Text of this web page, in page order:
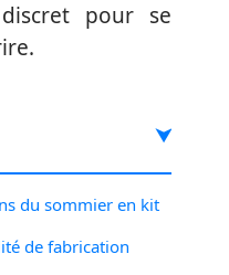
pour se
du sommier en kit
de fabrication